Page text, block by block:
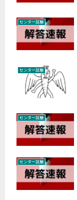
センター試験
センター試験
センター試験
センター試験